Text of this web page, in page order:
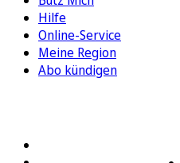
Hilfe
Online-Service
Meine Region
Abo kündigen